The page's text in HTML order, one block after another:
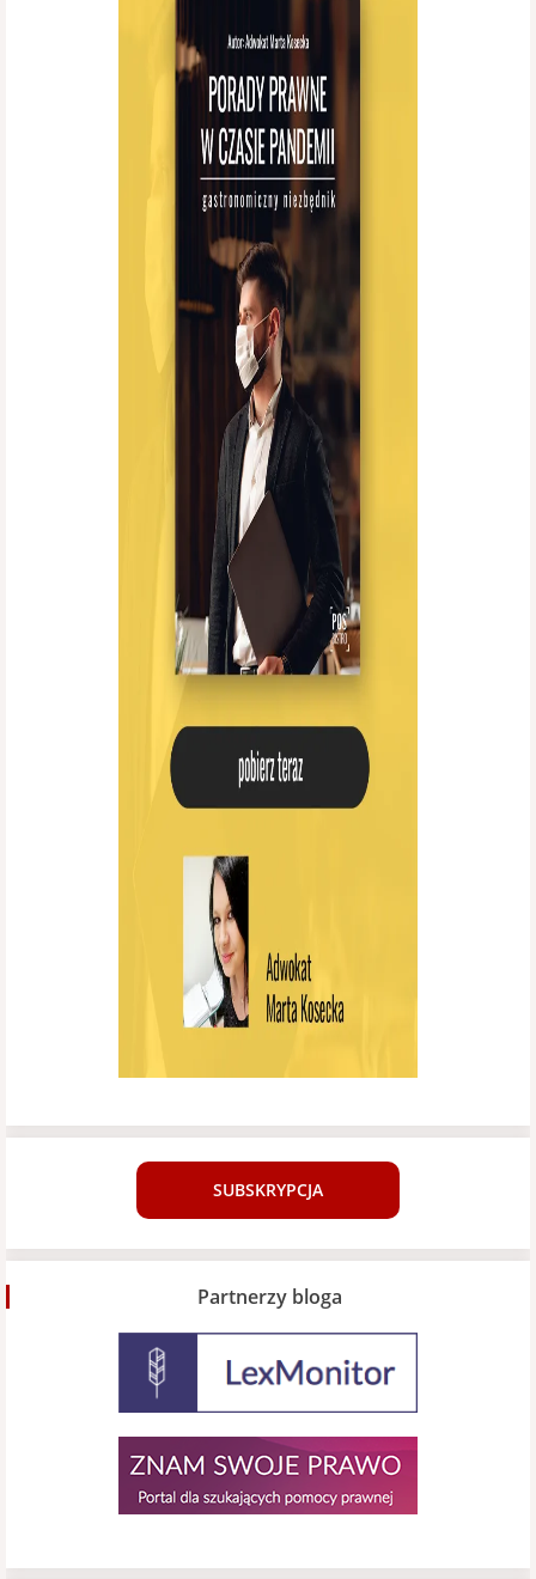
SUBSKRYPCJA
Partnerzy bloga